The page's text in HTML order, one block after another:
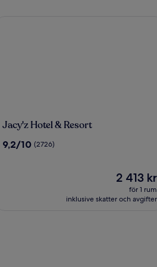
Jacy'z
&
Jacy'z Hotel & Resort
9.2
9,2/10 (2726)
Priset
2 413 kr
2 413 kr
för 1 rum
inklusive skatter och avgifter